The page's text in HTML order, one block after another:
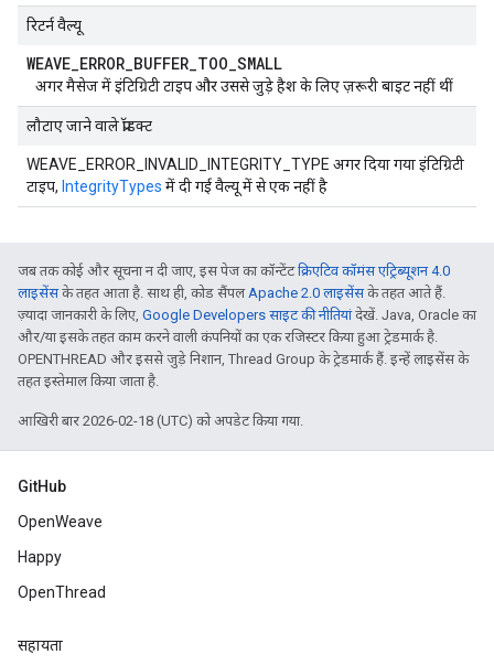
रिटर्न वैल्यू
WEAVE_ERROR_BUFFER_TOO_SMALL
अगर मैसेज में इंटिग्रिटी टाइप और उससे जुड़े हैश के लिए ज़रूरी बाइट नहीं थीं
लौटाए जाने वाले प्रॉडक्ट
WEAVE_ERROR_INVALID_INTEGRITY_TYPE अगर दिया गया इंटिग्रिटी
टाइप, IntegrityTypes में दी गई वैल्यू में से एक नहीं है
जब तक कोई और सूचना न दी जाए, इस पेज का कॉन्टेंटक्रिएटिव कॉमंस एट्रिब्यूशन 4.0
लाइसेंसके तहत आता है. साथ ही, कोड सैंपलApache 2.0 लाइसेंसके तहत आते हैं.
ज़्यादा जानकारी के लिए, Google Developers साइट की नीतियांदेखें. Java, Oracle का
और/या इसके तहत काम करने वाली कंपनियों का एक रजिस्टर किया हुआ ट्रेडमार्क है.
OPENTHREAD और इससे जुड़े निशान, Thread Group के ट्रेडमार्क हैं. इन्हें लाइसेंस के
तहत इस्तेमाल किया जाता है.
आखिरी बार 2026-02-18 (UTC) को अपडेट किया गया.
GitHub
OpenWeave
Happy
OpenThread
सहायता